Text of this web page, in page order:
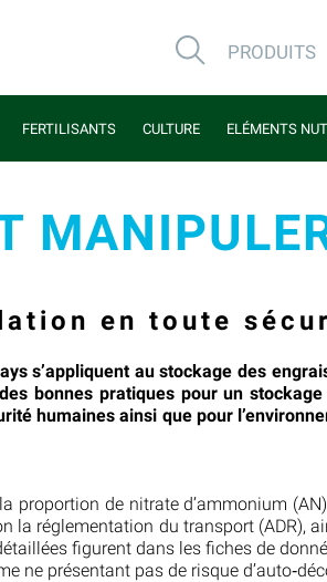
PRODUITS
FERTILISANTS CULTURE ELÉMENTS
en toute
s’appliquent au stockage des
bonnes pratiques pour un
humaines ainsi que pour
proportion de nitrate d’ammonium
la réglementation du transport (ADR),
figurent dans les fiches de
ne présentant pas de risque